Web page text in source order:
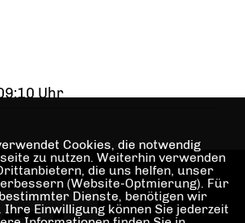
Uhr
Cookies, die notwendig
zu nutzen. Weiterhin verwenden
die uns helfen, unser
(Website-Optmierung). Für
Dienste, benötigen wir
Einwilligung können Sie jederzeit